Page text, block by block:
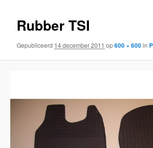
Rubber TSI
Gepubliceerd 14 december 2011 op600 × 600in